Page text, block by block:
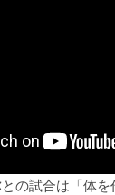
の試合は「体を